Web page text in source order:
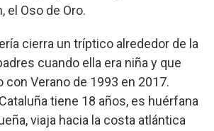
el Oso de Oro.
cierra un tríptico alrededor de la
cuando ella era niña y que
con Verano de 1993 en 2017.
tiene 18 años, es huérfana
viaja hacia la costa atlántica